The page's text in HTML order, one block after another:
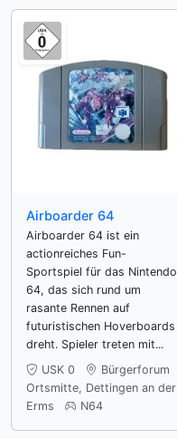
Airboarder 64
Airboarder 64 ist ein
actionreiches Fun-
Sportspiel für das Nintendo
64, das sich rund um
rasante Rennen auf
futuristischen Hoverboards
dreht. Spieler treten mit...
USK 0
Bürgerforum
Ortsmitte, Dettingen an der
Erms
N64